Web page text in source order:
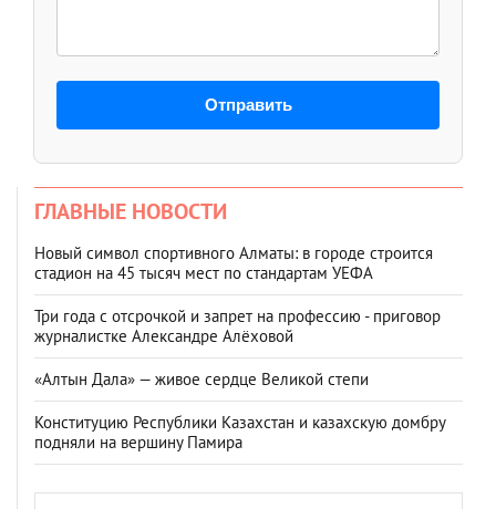
Отправить
ГЛАВНЫЕ НОВОСТИ
Новый символ спортивного Алматы: в городе строится
стадион на 45 тысяч мест по стандартам УЕФА
Три года с отсрочкой и запрет на профессию - приговор
журналистке Александре Алёховой
«Алтын Дала» — живое сердце Великой степи
Конституцию Республики Казахстан и казахскую домбру
подняли на вершину Памира